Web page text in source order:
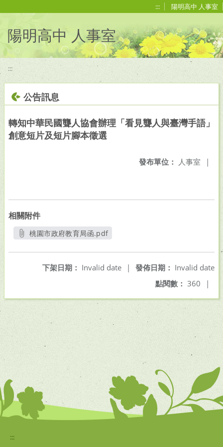
::: 陽明高中 人事室
陽明高中 人事室
:::
公告訊息
轉知中華民國聾人協會辦理「看見聾人與臺灣手語」
創意短片及短片腳本徵選
發布單位： 人事室 |
相關附件
桃園市政府教育局函.pdf
發佈日期： Invalid date
下架日期： Invalid date
|
點閱數： 360 |
:::